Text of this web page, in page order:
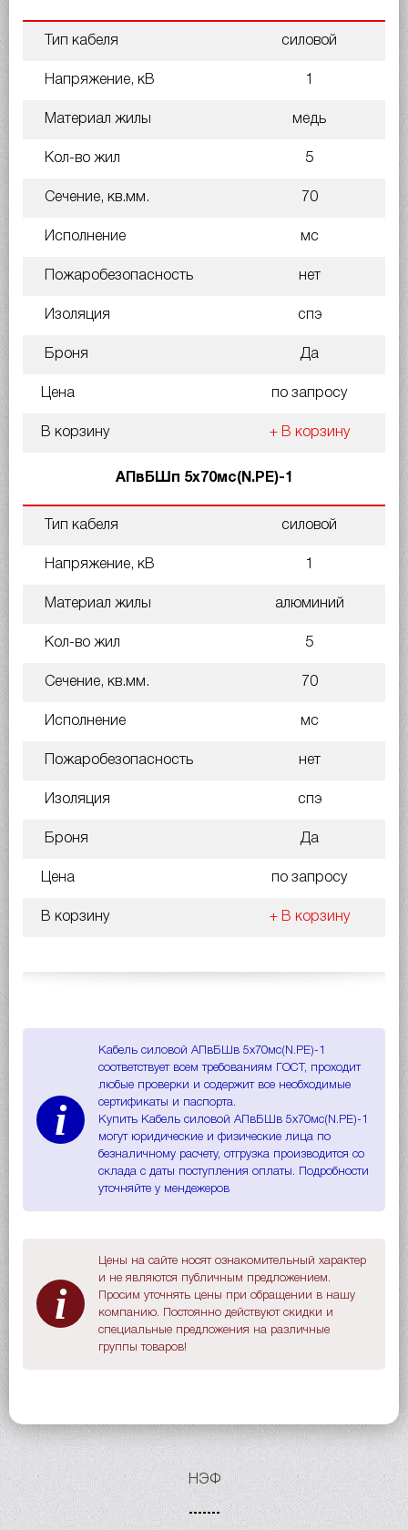
Тип кабеля силовой
Напряжение, кВ 1
Материал жилы медь
Кол-во жил 5
Сечение, кв.мм. 70
Исполнение мс
Пожаробезопасность нет
Изоляция спэ
Броня Да
Цена по запросу
В корзину + В корзину
АПвБШп 5х70мс(N.PE)-1
Тип кабеля силовой
Напряжение, кВ 1
Материал жилы алюминий
Кол-во жил 5
Сечение, кв.мм. 70
Исполнение мс
Пожаробезопасность нет
Изоляция спэ
Броня Да
Цена по запросу
В корзину + В корзину
i
Кабель силовой АПвБШв 5х70мс(N.PE)-1
соответствует всем требованиям ГОСТ, проходит
любые проверки и содержит все необходимые
сертификаты и паспорта.
Купить Кабель силовой АПвБШв 5х70мс(N.PE)-1
могут юридические и физические лица по
безналичному расчету, отгрузка производится со
склада с даты поступления оплаты. Подробности
уточняйте у мендежеров
i
Цены на сайте носят ознакомительный характер
и не являются публичным предложением.
Просим уточнять цены при обращении в нашу
компанию. Постоянно действуют скидки и
специальные предложения на различные
группы товаров!
НЭФ